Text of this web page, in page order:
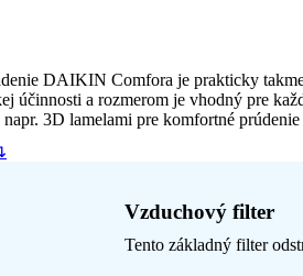
DAIKIN Comfora je prakticky
účinnosti a rozmerom je vhodný pre
3D lamelami pre komfortné
Vzduchový filter
Tento základný filter